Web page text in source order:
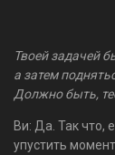
Твоей задачей
а затем
Должно быть,
Ви: Да. Так что,
упустить